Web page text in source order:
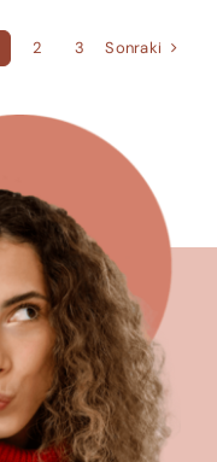
2 3 Sonraki